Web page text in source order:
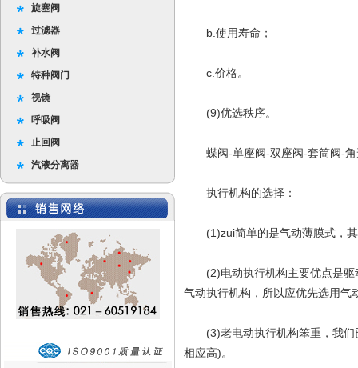
旋塞阀
过滤器
补水阀
特种阀门
视镜
呼吸阀
止回阀
汽液分离器
b.使用寿命；
c.价格。
(9)优选秩序。
蝶阀-单座阀-双座阀-套筒阀-角
执行机构的选择：
(1)zui简单的是气动薄膜式，其
(2)电动执行机构主要优点是驱
气动执行机构，所以应优先选用气
(3)老电动执行机构笨重，我们
相应高)。